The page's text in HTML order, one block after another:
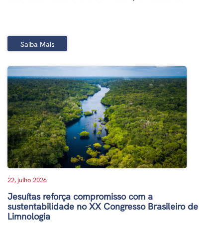
Saiba Mais
22, julho 2026
Jesuítas reforça compromisso com a
sustentabilidade no XX Congresso Brasileiro de
Limnologia